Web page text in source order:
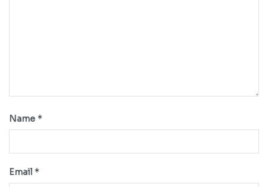
Name *
Email *